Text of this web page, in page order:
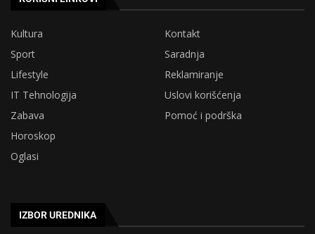
Kultura
Kontakt
Sport
Saradnja
Lifestyle
Reklamiranje
IT Tehnologija
Uslovi korišćenja
Zabava
Pomoć i podrška
Horoskop
Oglasi
IZBOR UREDNIKA